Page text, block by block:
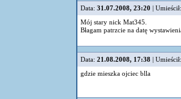
Data: 31.07.2008, 23:20 | Umieścił:
Mój stary nick Mat345.
Błagam patrzcie na datę
Data: 21.08.2008, 17:38 | Umieścił:
gdzie mieszka ojciec blla